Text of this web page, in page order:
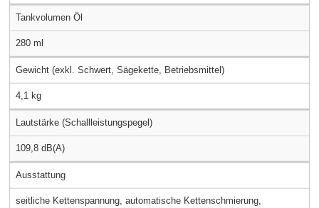
Tankvolumen Öl
280 ml
Gewicht (exkl. Schwert, Sägekette, Betriebsmittel)
4,1 kg
Lautstärke (Schallleistungspegel)
109,8 dB(A)
Ausstattung
seitliche Kettenspannung, automatische Kettenschmierung,